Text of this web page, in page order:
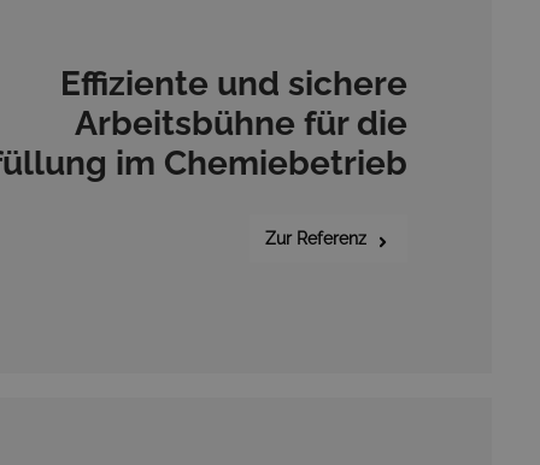
Effiziente und sichere
Arbeitsbühne für die
im Chemiebetrieb
Zur Referenz